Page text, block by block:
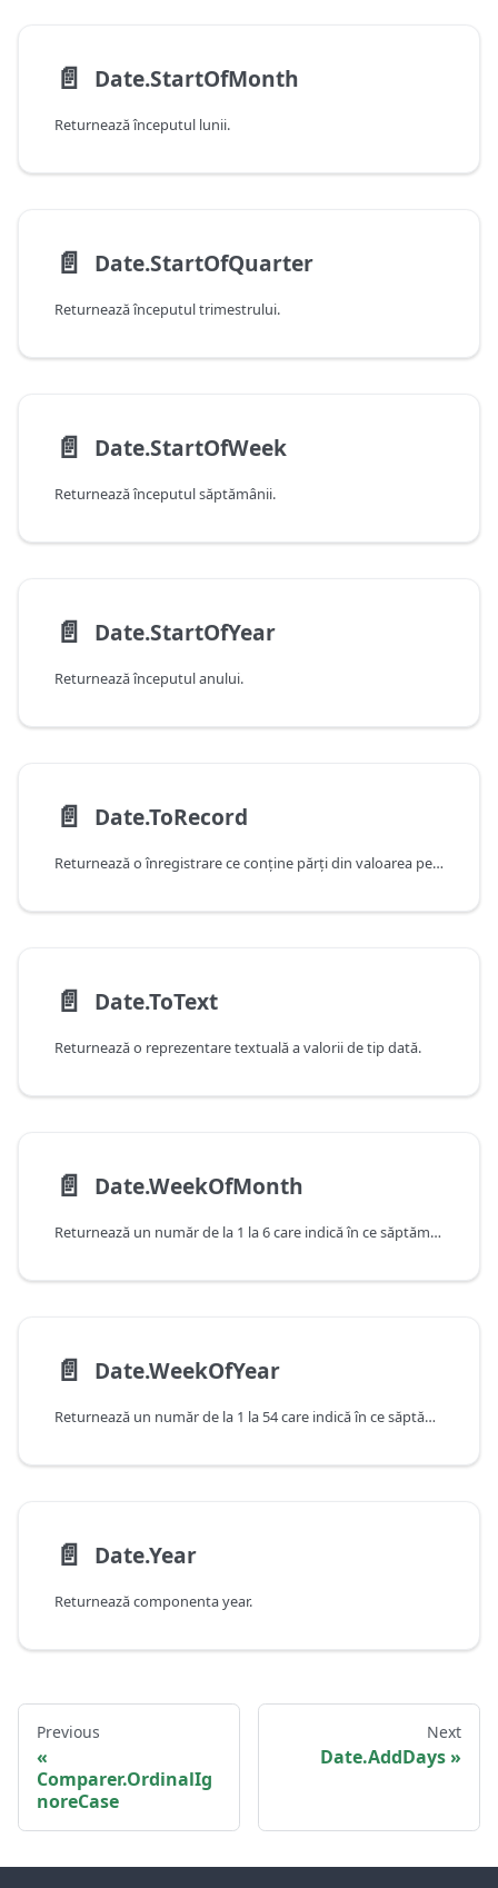
📄️ Date.StartOfMonth
Returnează începutul lunii.
📄️ Date.StartOfQuarter
Returnează începutul trimestrului.
📄️ Date.StartOfWeek
Returnează începutul săptămânii.
📄️ Date.StartOfYear
Returnează începutul anului.
📄️ Date.ToRecord
Returnează o înregistrare ce conţine părţi din valoarea pentru dată.
📄️ Date.ToText
Returnează o reprezentare textuală a valorii de tip dată.
📄️ Date.WeekOfMonth
Returnează un număr de la 1 la 6 care indică în ce săptămână din lună cade această dată.
📄️ Date.WeekOfYear
Returnează un număr de la 1 la 54 care indică în ce săptămână a anului cade această dată.
📄️ Date.Year
Returnează componenta year.
Previous
Comparer.OrdinalIg
noreCase
Next
Date.AddDays